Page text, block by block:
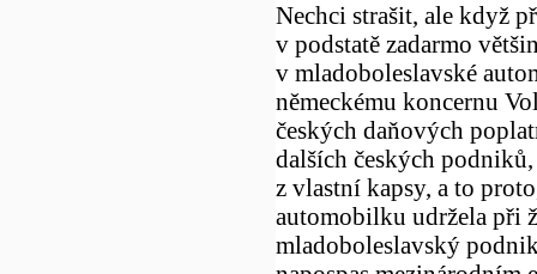
Nechci strašit, ale když
v podstatě zadarmo
v mladoboleslavské
německému koncernu
českých daňových
dalších českých
z vlastní kapsy, a to
automobilku udržela při
mladoboleslavský